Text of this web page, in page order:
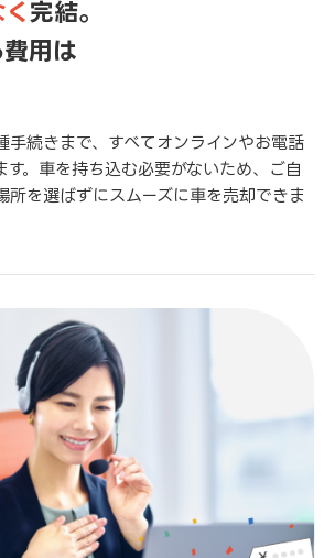
完結。
用は
手続きまで、すべてオンラインやお電話
す。車を持ち込む必要がないため、ご自
所を選ばずにスムーズに車を売却できま